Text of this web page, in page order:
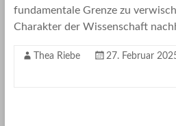
fundamentale Grenze zu
Charakter der Wissenschaft
Thea Riebe 27. Februar